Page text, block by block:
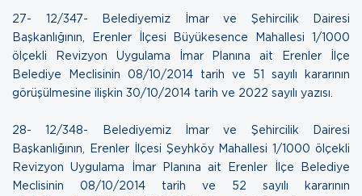
27- 12/347- Belediyemiz İmar ve Şehircilik Dairesi
Başkanlığının, Erenler İlçesi Büyükesence Mahallesi 1/1000
ölçekli Revizyon Uygulama İmar Planına ait Erenler İlçe
Belediye Meclisinin 08/10/2014 tarih ve 51 sayılı kararının
görüşülmesine ilişkin 30/10/2014 tarih ve 2022 sayılı yazısı.
28- 12/348- Belediyemiz İmar ve Şehircilik Dairesi
Başkanlığının, Erenler İlçesi Şeyhköy Mahallesi 1/1000 ölçekli
Revizyon Uygulama İmar Planına ait Erenler İlçe Belediye
Meclisinin 08/10/2014 tarih ve 52 sayılı kararının